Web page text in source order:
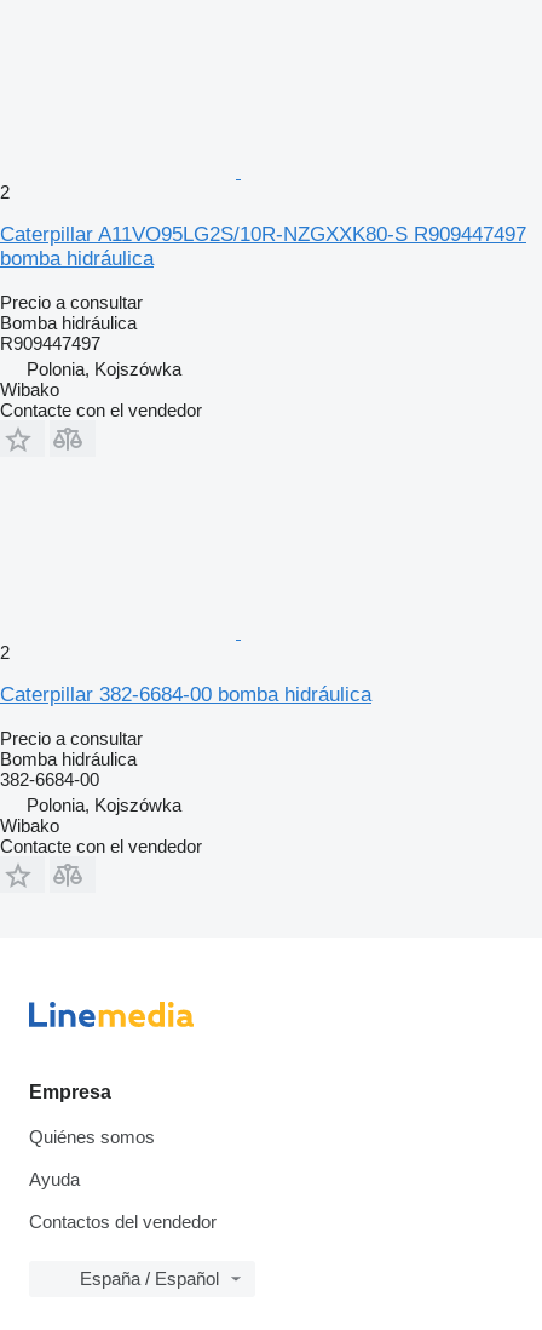
2
Caterpillar A11VO95LG2S/10R-NZGXXK80-S R909447497
bomba hidráulica
Precio a consultar
Bomba hidráulica
R909447497
Polonia, Kojszówka
Wibako
Contacte con el vendedor
2
Caterpillar 382-6684-00 bomba hidráulica
Precio a consultar
Bomba hidráulica
382-6684-00
Polonia, Kojszówka
Wibako
Contacte con el vendedor
Empresa
Quiénes somos
Ayuda
Contactos del vendedor
España / Español